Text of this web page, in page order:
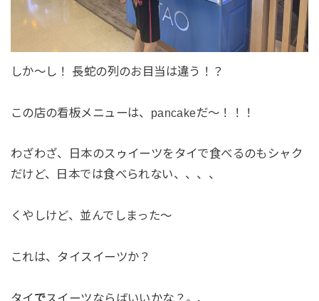
しか～し！ 長蛇の列のお目当は違う！？
この店の看板メニューは、pancakeだ～！！！
わざわざ、日本のスゥイーツをタイで食べるのもシャク
だけど、日本では食べられない、、、、
くやしけど、並んでしまった～
これは、タイスイーツか？
タイでスイーツならばいいかな？。、